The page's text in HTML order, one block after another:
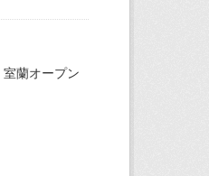
室蘭オープン